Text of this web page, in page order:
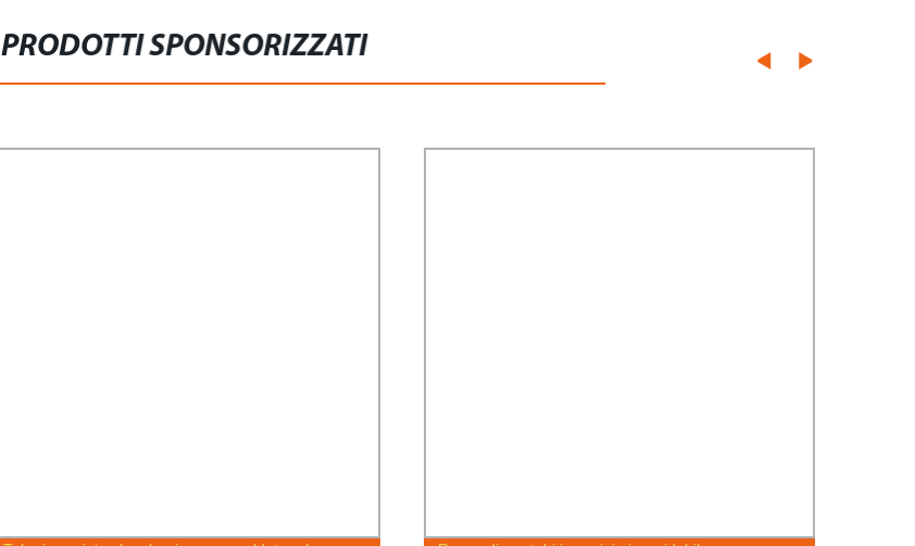
PRODOTTI SPONSORIZZATI